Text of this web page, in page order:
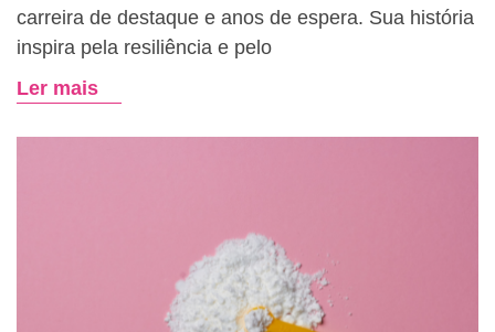
carreira de destaque e anos de espera. Sua história
inspira pela resiliência e pelo
Ler mais